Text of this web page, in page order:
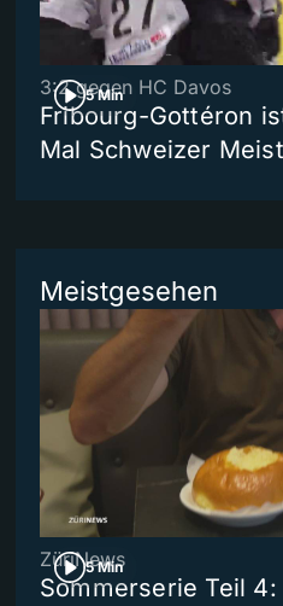
5 Min
3:2 gegen HC Davos
Fribourg-Gottéron
Mal Schweizer
Meistgesehen
5 Min
ZüriNews
Sommerserie Teil